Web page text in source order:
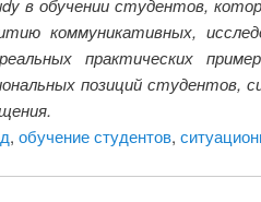
коммуникативных,
практических
позиций студентов,
, обучение студентов,